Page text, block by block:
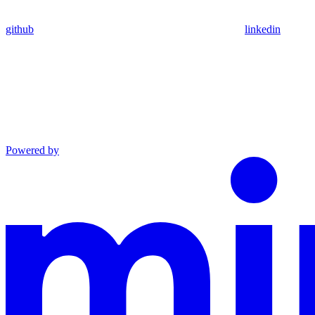
github linkedin
Powered by